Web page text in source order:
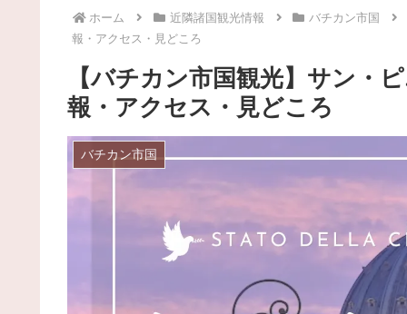
ホーム 近隣諸国観光情報
バチカン市国
報・アクセス・見どころ
【バチカン市国観光】サン・
報・アクセス・見どころ
バチカン市国